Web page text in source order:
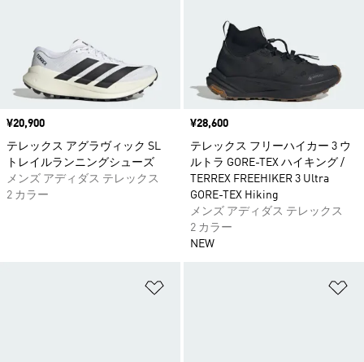
価格
¥20,900
テレックス アグラヴィック SL
トレイルランニングシューズ
メンズ アディダス テレックス
2 カラー
価格
¥28,600
テレックス フリーハイカー 3 ウ
ルトラ GORE-TEX ハイキング /
TERREX FREEHIKER 3 Ultra
GORE-TEX Hiking
メンズ アディダス テレックス
2 カラー
NEW